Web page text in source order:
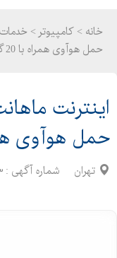
خانه > کامپیوتر >
حمل هوآوی همراه با 20 گیگ
حمل هوآوی همراه
تهران شماره آگهی :